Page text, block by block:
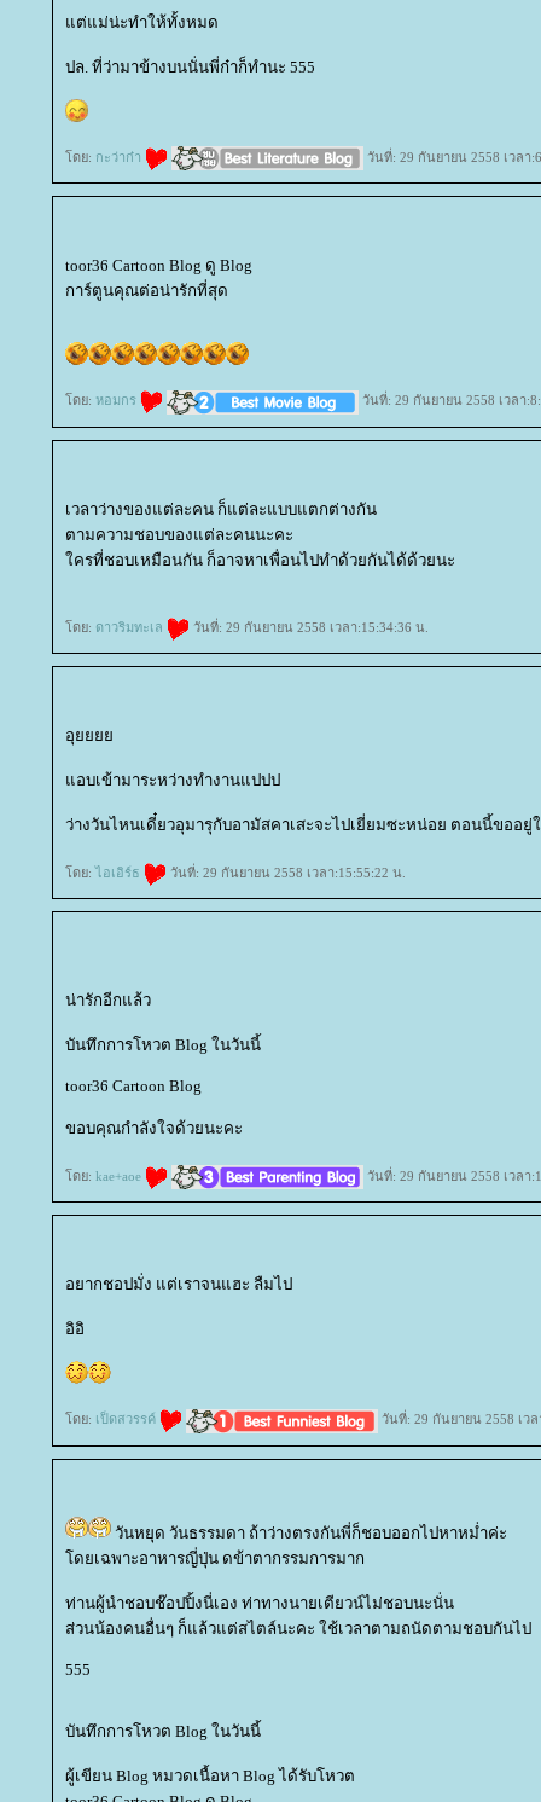
ต่แม่น่ะทำให้ทั้งหมด
ปล. ที่ว่ามาข้างบนนั่นพี่ก๋าก็ทำนะ 555
ดย: กะว่าก๋า วันที่: 29 กันยายน 2558 เวลา
toor36 Cartoon Blog ดู Blog
การ์ตูนคุณต่อน่ารักที่สุด
ดย: หอมกร วันที่: 29 กันยายน 2558 เวลา
เวลาว่างของแต่ละคน ก็แต่ละแบบแตกต่างกัน
ตามความชอบของแต่ละคนนะคะ
ครที่ชอบเหมือนกัน ก็อาจหาเพื่อนไปทำด้วยกันได้ด้วยนะ
ดย: ดาวริมทะเล วันที่: 29 กันยายน 2558 เวลา:15:34:36 น.
อุ
อบเข้ามาระหว่างทำงานแปปป
ว่างวันไหนเดี๋ยวอุมารุกับอามัสคาเสะจะไปเยี่ยมซะหน่อย ตอนนี้ขออยู่
ดย:ไอเอิร์ธ วันที่: 29 กันยายน 2558 เวลา:15:55:22 น.
น่ารักอีกแล้ว
บันทึกการโหวต Blog ในวันนี้
toor36 Cartoon Blog
ขอบคุณกำลังใจด้วยนะคะ
ดย: kae+aoe วันที่: 29 กันยายน 2558 เวลา
อยากชอปมั่ง แต่เราจนแฮะ ลืมไป
อิอิ
ดย: เป็ดสวรรค์ วันที่: 29 กันยายน 2558 เว
วันหยุด วันธรรมดา ถ้าว่างตรงกันพี่ก็ชอบออกไปหาหม่ำค่ะ
ดยเฉพาะอาหารญี่ปุ่น ดข้าตากรรมการมาก
ท่านผู้นำชอบช๊อปปิ้งนี่เอง ท่าทางนายเตียวน์ไม่ชอบนะนั่น
ส่วนน้องคนอื่นๆ ก็แล้วแต่สไตล์นะคะ ใช้เวลาตามถนัดตามชอบกันไป
555
บันทึกการโหวต Blog ในวันนี้
ผู้เขียน Blog หมวดเนื้อหา Blog ได้รับโหวต